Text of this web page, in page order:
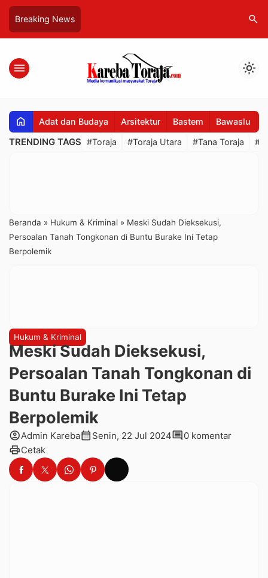
Breaking News search
menu light_mode
home Adat dan Budaya Arsitektur Bastem Bawaslu
TRENDING TAGS #Toraja #Toraja Utara #Tana Toraja
Beranda » Hukum & Kriminal » Meski Sudah Dieksekusi,
Persoalan Tanah Tongkonan di Buntu Burake Ini Tetap
Berpolemik
Hukum & Kriminal
Meski Sudah Dieksekusi,
Persoalan Tanah Tongkonan di
Buntu Burake Ini Tetap
Berpolemik
account_circleAdmin Karebacalendar_month Senin, 22 Jul 2024comment0 komentar
printCetak